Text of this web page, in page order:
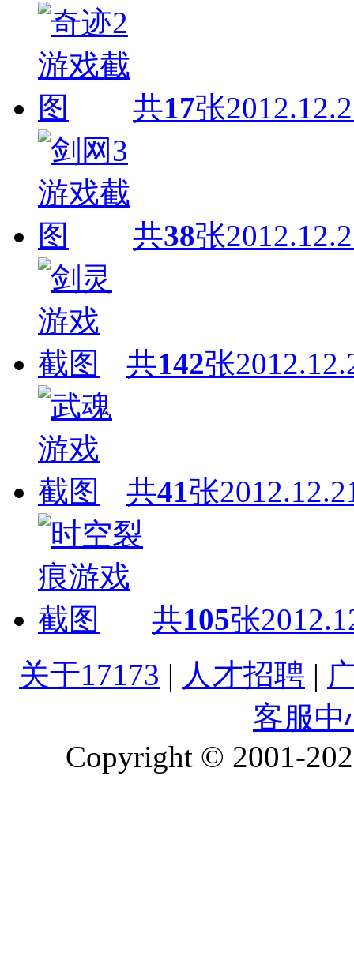
共17张
共38张
共142张
共41张
共105张
关于17173 | 人才招聘 |
客服中
Copyright © 2001-